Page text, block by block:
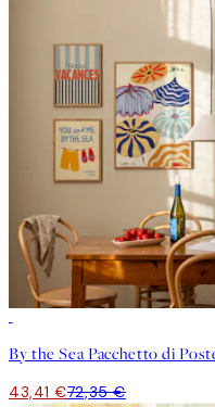
By the Sea Pacchetto di
43,41 €72,35 €